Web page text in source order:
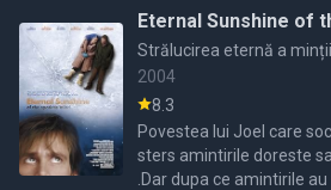
...
Eternal Sunshine of
Strălucirea eternă a
2004
8.3
Povestea lui Joel care socat ca iubita lui si a
sters amintirile doreste sa faca si el acest lucru
.Dar dupa ce amintirile